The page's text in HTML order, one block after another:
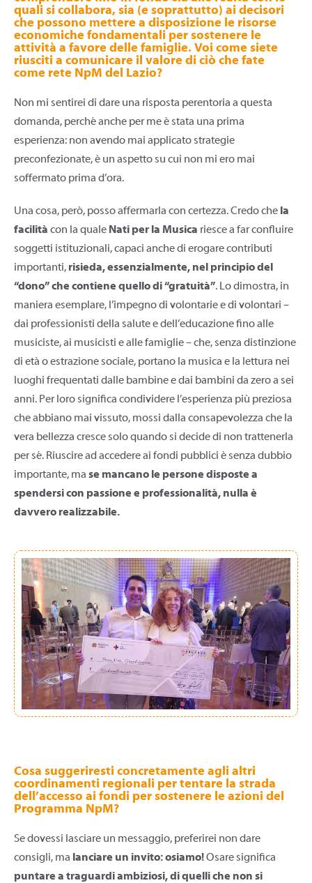
quali si collabora, sia (e soprattutto) ai decisori
che possono mettere a disposizione le risorse
economiche fondamentali per sostenere le
attività a favore delle famiglie. Voi come siete
riusciti a comunicare il valore di ciò che fate
come rete NpM del Lazio?
Non mi sentirei di dare una risposta perentoria a questa
domanda, perché anche per me è stata una prima
esperienza: non avendo mai applicato strategie
preconfezionate, è un aspetto su cui non mi ero mai
soffermato prima d’ora.
Una cosa, però, posso affermarla con certezza. Credo che la
facilità con la quale Nati per la Musica riesce a far confluire
soggetti istituzionali, capaci anche di erogare contributi
importanti, risieda, essenzialmente, nel principio del
“dono” che contiene quello di “gratuità”. Lo dimostra, in
maniera esemplare, l’impegno di volontarie e di volontari –
dai professionisti della salute e dell’educazione fino alle
musiciste, ai musicisti e alle famiglie – che, senza distinzione
di età o estrazione sociale, portano la musica e la lettura nei
luoghi frequentati dalle bambine e dai bambini da zero a sei
anni. Per loro significa condividere l’esperienza più preziosa
che abbiano mai vissuto, mossi dalla consapevolezza che la
vera bellezza cresce solo quando si decide di non trattenerla
per sé. Riuscire ad accedere ai fondi pubblici è senza dubbio
importante, ma se mancano le persone disposte a
spendersi con passione e professionalità, nulla è
davvero realizzabile.
Cosa suggeriresti concretamente agli altri
coordinamenti regionali per tentare la strada
dell’accesso ai fondi per sostenere le azioni del
Programma NpM?
Se dovessi lasciare un messaggio, preferirei non dare
consigli, ma lanciare un invito: osiamo!Osare significa
puntare a traguardi ambiziosi, di quelli che non si